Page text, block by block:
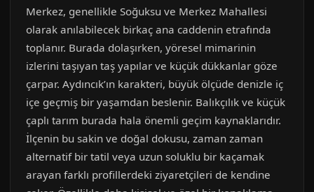
Merkez, genellikle Soğuksu ve Merkez Mahallesi
olarak anılabilecek birkaç ana caddenin etrafında
toplanır. Burada dolaşırken, yöresel mimarinin
izlerini taşıyan taş yapılar ve küçük dükkanlar göze
çarpar. Aydıncık’ın karakteri, büyük ölçüde denizle iç
içe geçmiş bir yaşamdan beslenir. Balıkçılık ve küçük
çaplı tarım burada hala önemli geçim kaynaklarıdır.
İlçenin bu sakin ve doğal dokusu, zaman zaman
alternatif bir tatil veya uzun soluklu bir kaçamak
arayan farklı profillerdeki ziyaretçileri de kendine